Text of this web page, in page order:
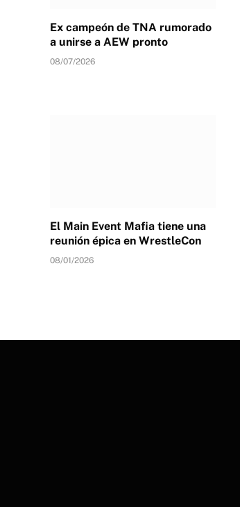
Ex campeón de TNA rumorado
a unirse a AEW pronto
08/07/2026
El Main Event Mafia tiene una
reunión épica en WrestleCon
08/01/2026